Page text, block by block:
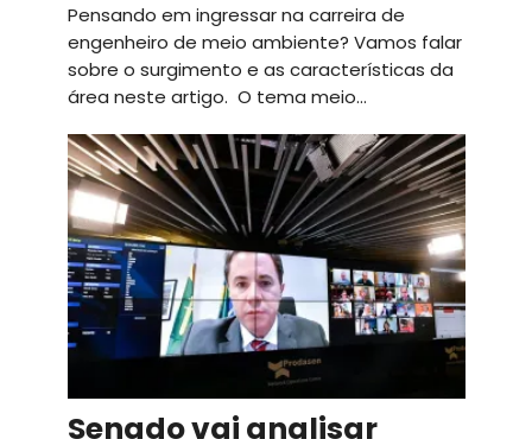
Pensando em ingressar na carreira de
engenheiro de meio ambiente? Vamos falar
sobre o surgimento e as características da
área neste artigo. O tema meio...
Senado vai analisar